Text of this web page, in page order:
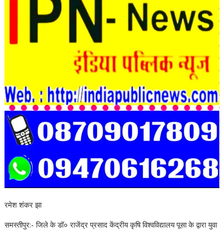
रमेश शंकर झा
समस्तीपुर:- जिले के डॉ० राजेंद्र प्रसाद केंद्रीय कृषि विश्वविद्यालय पूसा के द्वारा युवा